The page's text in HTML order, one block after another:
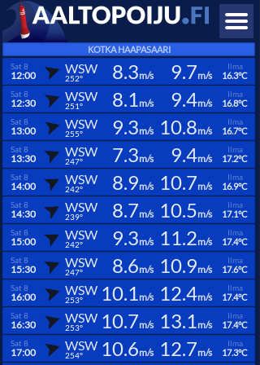
KOTKA HAAPASAARI
Sat 8
12:00 WSW
252° 8.3m/s 9.7m/s
Ilma
16.3°C
Sat 8
12:30 WSW
251° 8.1m/s 9.4m/s
Ilma
16.8°C
Sat 8
13:00 WSW
255° 9.3m/s 10.8m/s
Ilma
16.7°C
Sat 8
13:30 WSW
247° 7.3m/s 9.4m/s
Ilma
17.2°C
Sat 8
14:00 WSW
242° 8.9m/s 10.7m/s
Ilma
16.9°C
Sat 8
14:30 WSW
239° 8.7m/s 10.5m/s
Ilma
17.1°C
Sat 8
15:00 WSW
242° 9.3m/s 11.2m/s
Ilma
17.4°C
Sat 8
15:30 WSW
247° 8.6m/s 10.9m/s
Ilma
17.6°C
Sat 8
16:00 WSW
253° 10.1m/s 12.4m/s
Ilma
17.4°C
Sat 8
16:30 WSW
253° 10.7m/s 13.1m/s
Ilma
17.4°C
Sat 8
17:00 WSW
254° 10.6m/s 12.7m/s
Ilma
17.3°C